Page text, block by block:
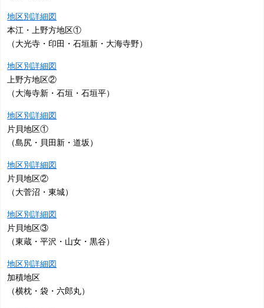
地区別詳細図
本江・上野方地区①
（大光寺・印田・石垣新・大海寺野）
地区別詳細図
上野方地区②
（大海寺新・石垣・石垣平）
地区別詳細図
片貝地区①
（島尻・貝田新・道坂）
地区別詳細図
片貝地区②
（大菅沼・東城）
地区別詳細図
片貝地区③
（東蔵・平沢・山女・黒谷）
地区別詳細図
加積地区
（横枕・袋・六郎丸）